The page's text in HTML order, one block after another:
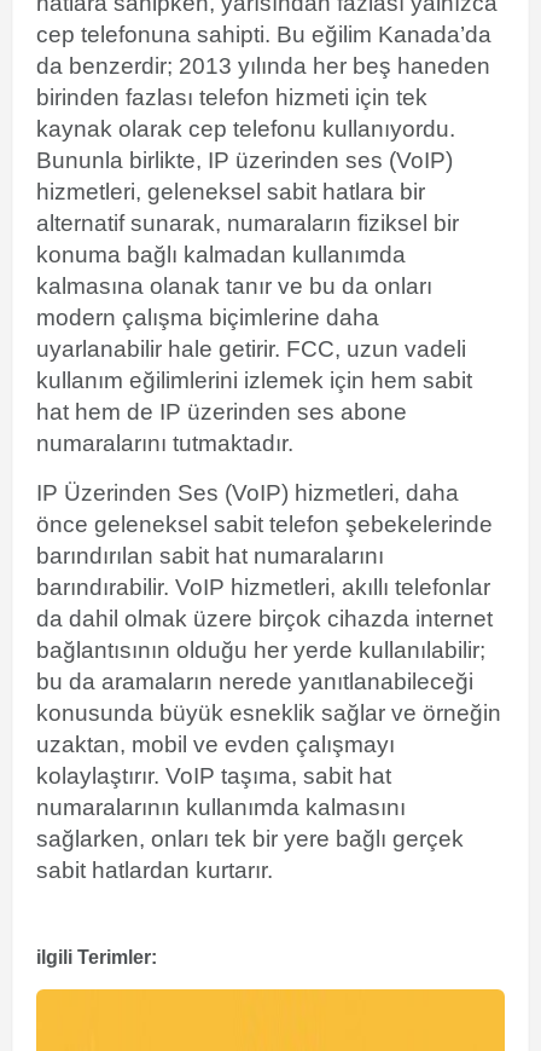
cep telefonuna sahipti. Bu eğilim Kanada’da
da benzerdir; 2013 yılında her beş haneden
birinden fazlası telefon hizmeti için tek
kaynak olarak cep telefonu kullanıyordu.
Bununla birlikte, IP üzerinden ses (VoIP)
hizmetleri, geleneksel sabit hatlara bir
alternatif sunarak, numaraların fiziksel bir
konuma bağlı kalmadan kullanımda
kalmasına olanak tanır ve bu da onları
modern çalışma biçimlerine daha
uyarlanabilir hale getirir. FCC, uzun vadeli
kullanım eğilimlerini izlemek için hem sabit
hat hem de IP üzerinden ses abone
numaralarını tutmaktadır.
IP Üzerinden Ses (VoIP) hizmetleri, daha
önce geleneksel sabit telefon şebekelerinde
barındırılan sabit hat numaralarını
barındırabilir. VoIP hizmetleri, akıllı telefonlar
da dahil olmak üzere birçok cihazda internet
bağlantısının olduğu her yerde kullanılabilir;
bu da aramaların nerede yanıtlanabileceği
konusunda büyük esneklik sağlar ve örneğin
uzaktan, mobil ve evden çalışmayı
kolaylaştırır. VoIP taşıma, sabit hat
numaralarının kullanımda kalmasını
sağlarken, onları tek bir yere bağlı gerçek
sabit hatlardan kurtarır.
ilgili Terimler: